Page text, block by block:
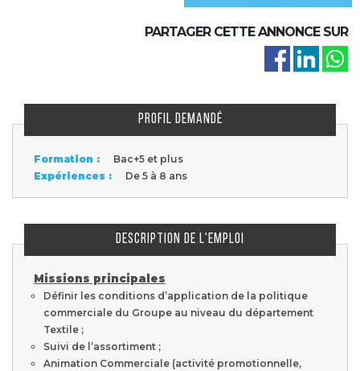
PARTAGER CETTE ANNONCE SUR
PROFIL DEMANDÉ
Formation :
Bac+5 et plus
Expériences :
De 5 à 8 ans
DESCRIPTION DE L'EMPLOI
Missions principales
Définir les conditions d’application de la politique
commerciale du Groupe au niveau du département
Textile ;
Suivi de l’assortiment ;
Animation Commerciale (activité promotionnelle,